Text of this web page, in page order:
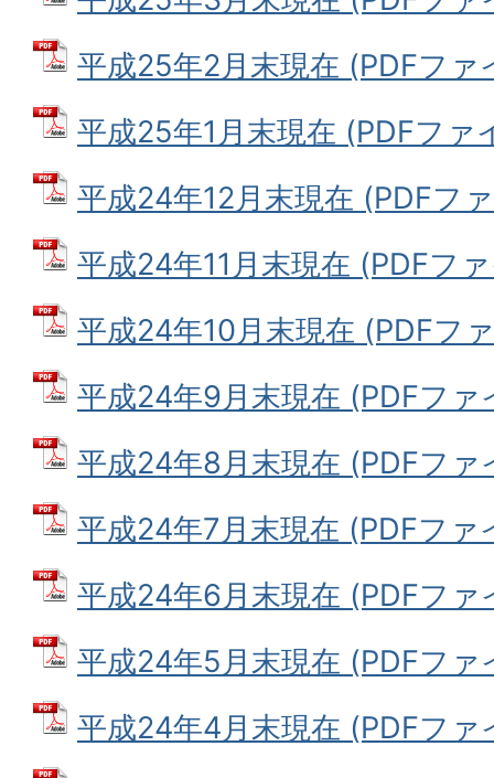
平成25年2月末現在 (PDFファ
平成25年1月末現在 (PDFファ
平成24年12月末現在 (PDFフ
平成24年11月末現在 (PDFフ
平成24年10月末現在 (PDFフ
平成24年9月末現在 (PDFフ
平成24年8月末現在 (PDFフ
平成24年7月末現在 (PDFファ
平成24年6月末現在 (PDFフ
平成24年5月末現在 (PDFフ
平成24年4月末現在 (PDFファ